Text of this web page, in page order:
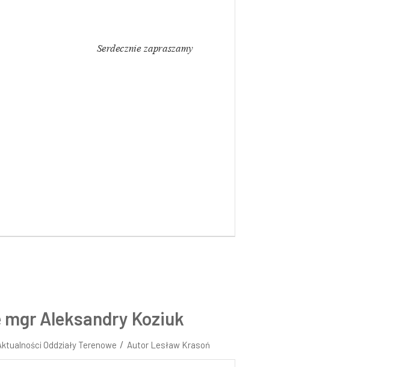
Aleksandry Koziuk
Oddziały Terenowe / Autor Lesław Krasoń